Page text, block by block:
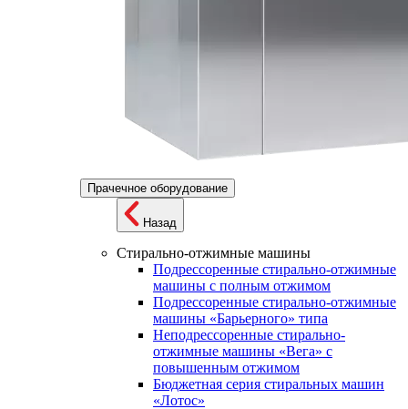
Прачечное оборудование
Назад
Стирально-отжимные машины
Подрессоренные стирально-отжимные
машины с полным отжимом
Подрессоренные стирально-отжимные
машины «Барьерного» типа
Неподрессоренные стирально-
отжимные машины «Вега» с
повышенным отжимом
Бюджетная серия стиральных машин
«Лотос»